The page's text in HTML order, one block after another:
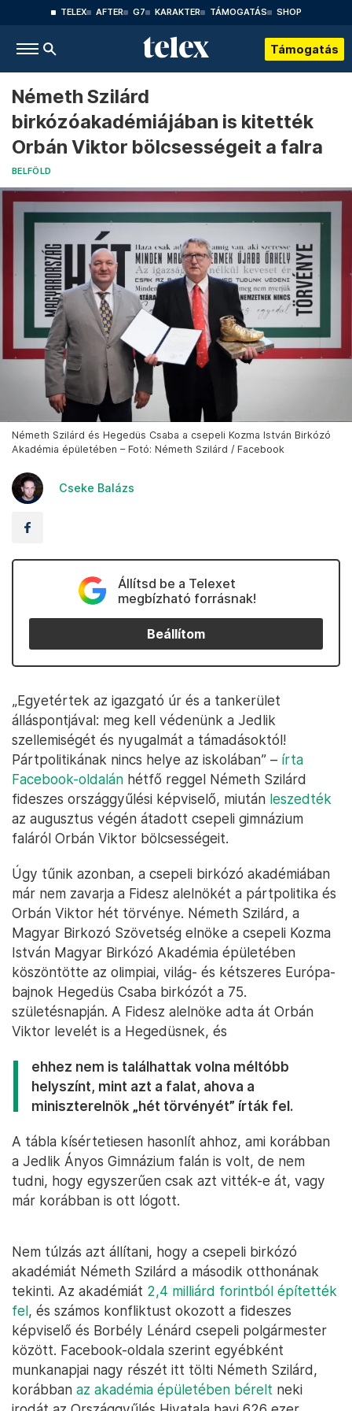
TELEX AFTER G7 KARAKTER TÁMOGATÁS SHOP
Támogatás
Németh Szilárd
birkózóakadémiájában is kitették
Orbán Viktor bölcsességeit a falra
BELFÖLD
Németh Szilárd és Hegedüs Csaba a csepeli Kozma István Birkózó
Akadémia épületében – Fotó: Németh Szilárd / Facebook
Cseke Balázs
Állítsd be a Telexet
megbízható forrásnak!
Beállítom
„Egyetértek az igazgató úr és a tankerület
álláspontjával: meg kell védenünk a Jedlik
szellemiségét és nyugalmát a támadásoktól!
Pártpolitikának nincs helye az iskolában” – írta
Facebook-oldalán hétfő reggel Németh Szilárd
fideszes országgyűlési képviselő, miután leszedték
az augusztus végén átadott csepeli gimnázium
faláról Orbán Viktor bölcsességeit.
Úgy tűnik azonban, a csepeli birkózó akadémiában
már nem zavarja a Fidesz alelnökét a pártpolitika és
Orbán Viktor hét törvénye. Németh Szilárd, a
Magyar Birkozó Szövetség elnöke a csepeli Kozma
István Magyar Birkózó Akadémia épületében
köszöntötte az olimpiai, világ- és kétszeres Európa-
bajnok Hegedüs Csaba birkózót a 75.
születésnapján. A Fidesz alelnöke adta át Orbán
Viktor levelét is a Hegedüsnek, és
ehhez nem is találhattak volna méltóbb
helyszínt, mint azt a falat, ahova a
miniszterelnök „hét törvényét” írták fel.
A tábla kísértetiesen hasonlít ahhoz, ami korábban
a Jedlik Ányos Gimnázium falán is volt, de nem
tudni, hogy egyszerűen csak azt vitték-e át, vagy
már korábban is ott lógott.
Nem túlzás azt állítani, hogy a csepeli birkózó
akadémiát Németh Szilárd a második otthonának
tekinti. Az akadémiát 2,4 milliárd forintból építették
fel, és számos konfliktust okozott a fideszes
képviselő és Borbély Lénárd csepeli polgármester
között. Facebook-oldala szerint egyébként
munkanapjai nagy részét itt tölti Németh Szilárd,
korábban az akadémia épületében bérelt neki